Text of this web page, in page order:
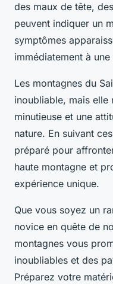
des maux de tête,
peuvent indiquer un
symptômes
immédiatement à
Les montagnes du
inoubliable, mais elle
minutieuse et une
nature. En suivant
préparé pour
haute montagne et
expérience unique.
Que vous soyez un
novice en quête de
montagnes vous
inoubliables et des
Préparez votre